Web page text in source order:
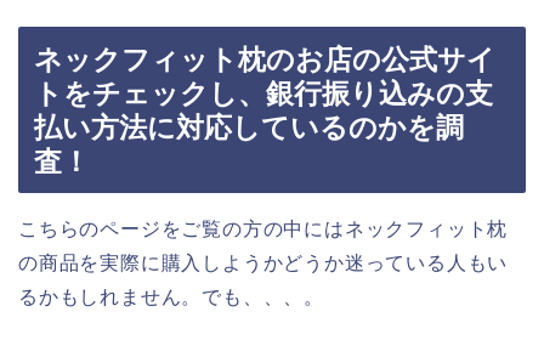
ネックフィット枕のお店の公式サイ
トをチェックし、銀行振り込みの支
払い方法に対応しているのかを調
査！
こちらのページをご覧の方の中にはネックフィット枕
の商品を実際に購入しようかどうか迷っている人もい
るかもしれません。でも、、、。